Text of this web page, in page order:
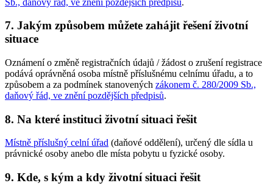
7. Jakým způsobem můžete zahájit řešení životní
situace
Oznámení o změně registračních údajů / žádost o zrušení registrace
podává oprávněná osoba místně příslušnému celnímu úřadu, a to
způsobem a za podmínek stanovených zákonem č. 280/2009 Sb.,
daňový řád, ve znění pozdějších předpisů.
8. Na které instituci životní situaci řešit
Místně příslušný celní úřad (daňové oddělení), určený dle sídla u
právnické osoby anebo dle místa pobytu u fyzické osoby.
9. Kde, s kým a kdy životní situaci řešit